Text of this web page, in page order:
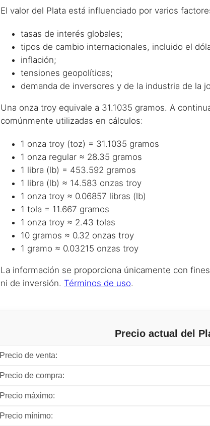
El valor del Plata está influenciado por varios
tasas de interés globales;
tipos de cambio internacionales, incluido el
inflación;
tensiones geopolíticas;
demanda de inversores y de la industria de la
Una onza troy equivale a 31.1035 gramos. A
comúnmente utilizadas en cálculos:
1 onza troy (toz) = 31.1035 gramos
1 onza regular ≈ 28.35 gramos
1 libra (lb) = 453.592 gramos
1 libra (lb) ≈ 14.583 onzas troy
1 onza troy ≈ 0.06857 libras (lb)
1 tola = 11.667 gramos
1 onza troy ≈ 2.43 tolas
10 gramos ≈ 0.32 onzas troy
1 gramo ≈ 0.03215 onzas troy
La información se proporciona únicamente con
ni de inversión. Términos de uso.
Precio actual del
Precio de venta:
Precio de compra:
Precio máximo:
Precio mínimo: